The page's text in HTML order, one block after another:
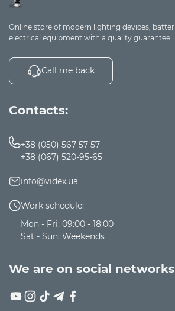
Online store of modern lighting devices,
electrical equipment with a quality guarantee.
Call me back
Contacts:
+38 (050) 567-57-57
+38 (067) 520-95-65
info@videx.ua
Work schedule:
Mon - Fri: 09:00 - 18:00
Sat - Sun: Weekends
We are on social